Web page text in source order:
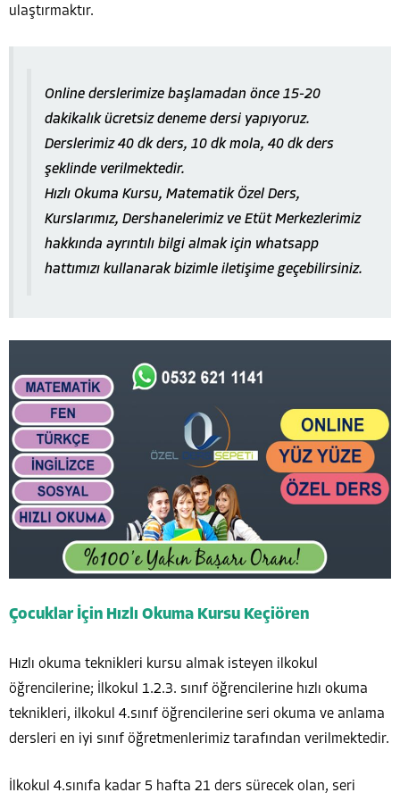
ulaştırmaktır.
Online derslerimize başlamadan önce 15-20
dakikalık ücretsiz deneme dersi yapıyoruz.
Derslerimiz 40 dk ders, 10 dk mola, 40 dk ders
şeklinde verilmektedir.
Hızlı Okuma Kursu, Matematik Özel Ders,
Kurslarımız, Dershanelerimiz ve Etüt Merkezlerimiz
hakkında ayrıntılı bilgi almak için whatsapp
hattımızı kullanarak bizimle iletişime geçebilirsiniz.
Çocuklar İçin Hızlı Okuma Kursu Keçiören
Hızlı okuma teknikleri kursu almak isteyen ilkokul
öğrencilerine; İlkokul 1.2.3. sınıf öğrencilerine hızlı okuma
teknikleri, ilkokul 4.sınıf öğrencilerine seri okuma ve anlama
dersleri en iyi sınıf öğretmenlerimiz tarafından verilmektedir.
İlkokul 4.sınıfa kadar 5 hafta 21 ders sürecek olan, seri